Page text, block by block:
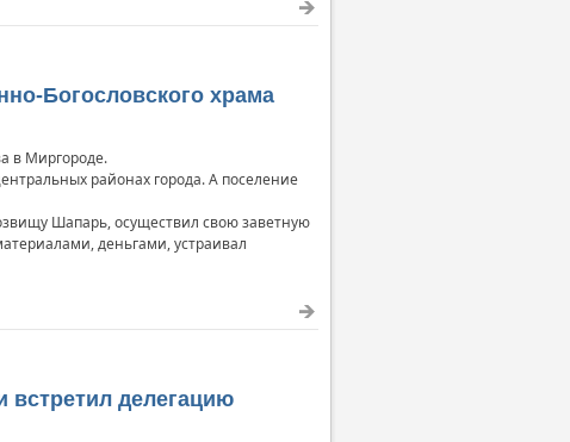
Богословского храма
в Миргороде.
районах города. А поселение
Шапарь, осуществил свою заветную
деньгами, устраивал
делегацию